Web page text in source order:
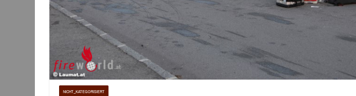
NICHT_KATEGORISIERT